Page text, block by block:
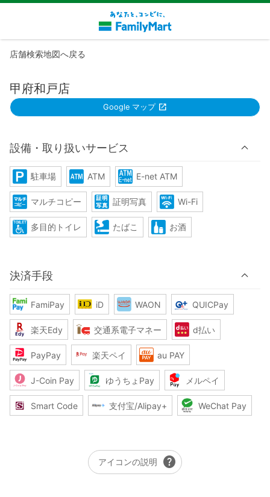
店舗検索地図へ戻る
甲府和戸店
Google マップ
設備・取り扱いサービス
駐車場 ATM E-net ATM
マルチコピー 証明写真 Wi-Fi
多目的トイレ たばこ お酒
決済手段
FamiPay iD WAON QUICPay
楽天Edy 交通系電子マネー d払い
PayPay 楽天ペイ au PAY
J-Coin Pay ゆうちょPay メルペイ
Smart Code 支付宝/Alipay+ WeChat Pay
アイコンの説明 help